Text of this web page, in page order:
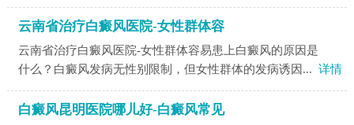
云南省治疗白癜风医院-女性群体容
云南省治疗白癜风医院-女性群体容易患上白癜风的原因是
什么？白癜风发病无性别限制，但女性群体的发病诱因... 详情
白癜风昆明医院哪儿好-白癜风常见